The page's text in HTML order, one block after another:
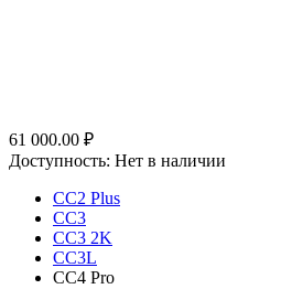
61 000.00 ₽
Доступность: Нет в наличии
CC2 Plus
CC3
CC3 2K
CC3L
CC4 Pro